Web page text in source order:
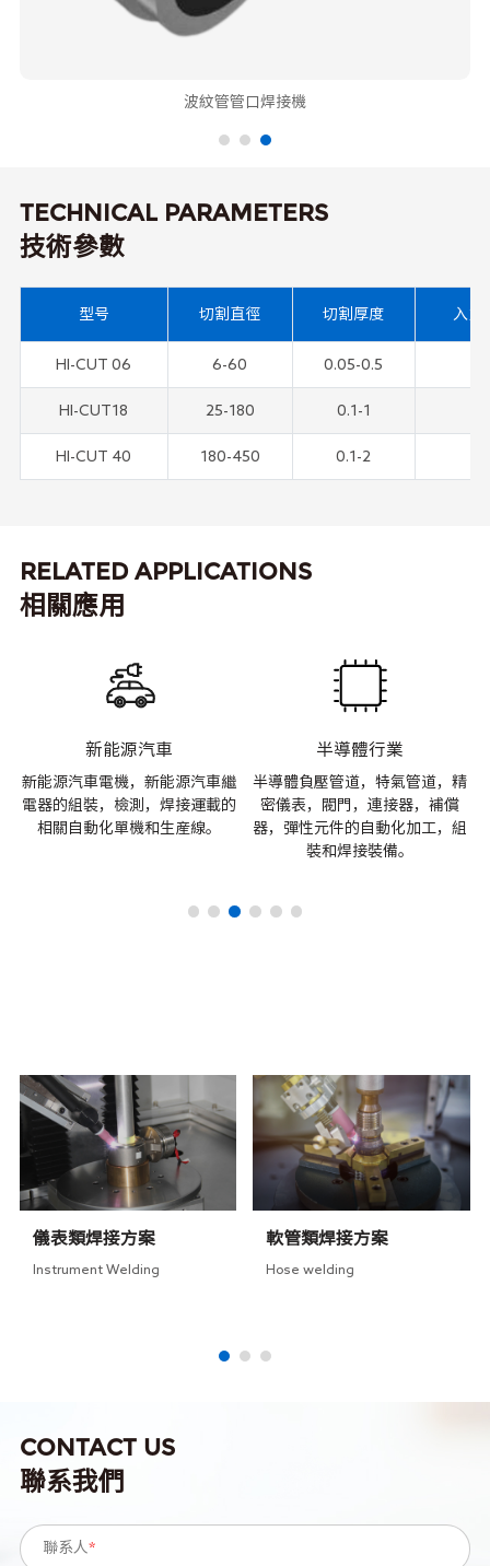
波紋管管口焊接機
TECHNICAL PARAMETERS
技術參數
型号 切割直徑 切割厚度 入力
HI-CUT 06 6-60 0.05-0.5
HI-CUT18 25-180 0.1-1
HI-CUT 40 180-450 0.1-2
RELATED APPLICATIONS
相關應用
新能源汽車
新能源汽車電機，新能源汽車繼
電器的組裝，檢測，焊接運載的
相關自動化單機和生産線。
半導體行業
半導體負壓管道，特氣管道，精
密儀表，閥門，連接器，補償
器，彈性元件的自動化加工，組
裝和焊接裝備。
儀表類焊接方案
Instrument Welding
軟管類焊接方案
Hose welding
CONTACT US
聯系我們
聯系人 *